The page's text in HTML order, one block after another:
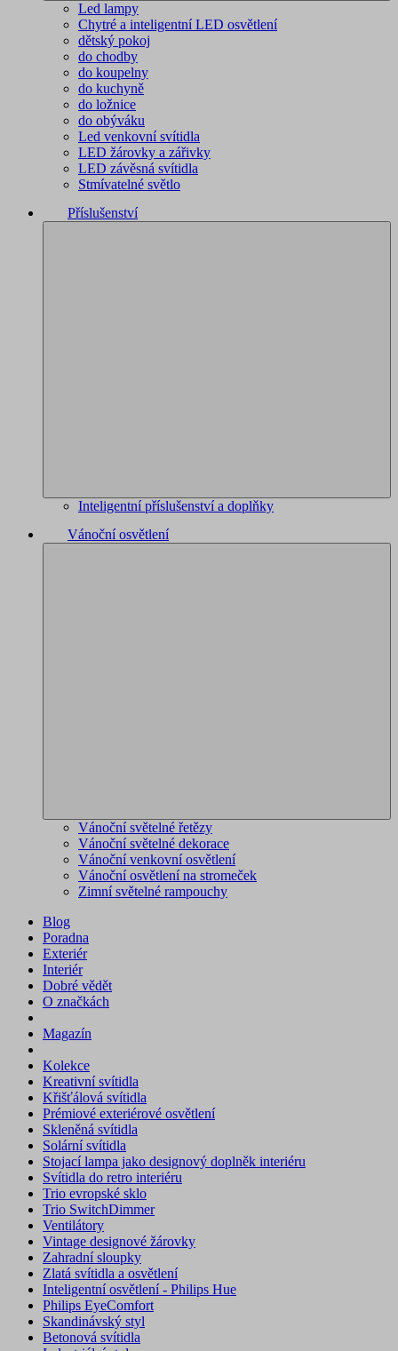
Led lampy
Chytré a inteligentní LED osvětlení
dětský pokoj
do chodby
do koupelny
do kuchyně
do ložnice
do obýváku
Led venkovní svítidla
LED žárovky a zářivky
LED závěsná svítidla
Stmívatelné světlo
Příslušenství
Inteligentní příslušenství a doplňky
Vánoční osvětlení
Vánoční světelné řetězy
Vánoční světelné dekorace
Vánoční venkovní osvětlení
Vánoční osvětlení na stromeček
Zimní světelné rampouchy
Blog
Poradna
Exteriér
Interiér
Dobré vědět
O značkách
Magazín
Kolekce
Kreativní svítidla
Křišťálová svítidla
Prémiové exteriérové osvětlení
Skleněná svítidla
Solární svítidla
Stojací lampa jako designový doplněk interiéru
Svítidla do retro interiéru
Trio evropské sklo
Trio SwitchDimmer
Ventilátory
Vintage designové žárovky
Zahradní sloupky
Zlatá svítidla a osvětlení
Inteligentní osvětlení - Philips Hue
Philips EyeComfort
Skandinávský styl
Betonová svítidla